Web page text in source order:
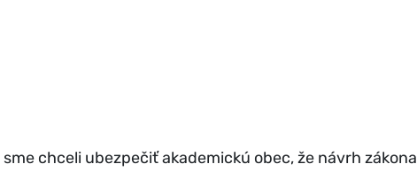
chceli ubezpečiť akademickú obec, že návrh zákona